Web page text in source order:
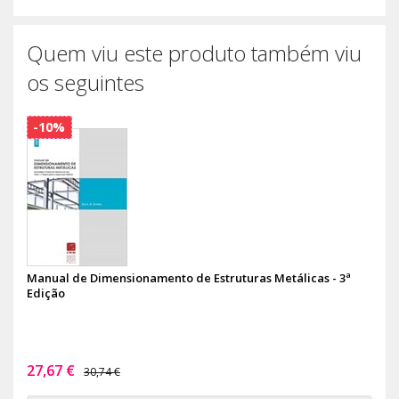
Quem viu este produto também viu
os seguintes
Manual de Dimensionamento de Estruturas Metálicas - 3ª
Edição
27,67 € 30,74 €
-10%